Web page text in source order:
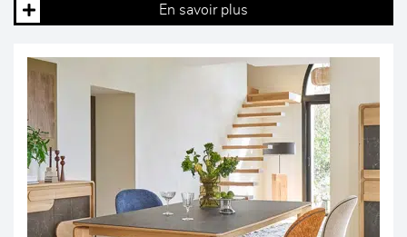
En savoir plus